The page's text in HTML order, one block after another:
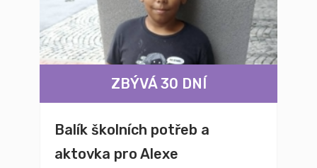
ZBÝVÁ 30 DNÍ
Balík školních potřeb a
aktovka pro Alexe